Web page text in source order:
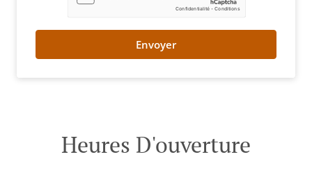
Envoyer
Heures D'ouverture